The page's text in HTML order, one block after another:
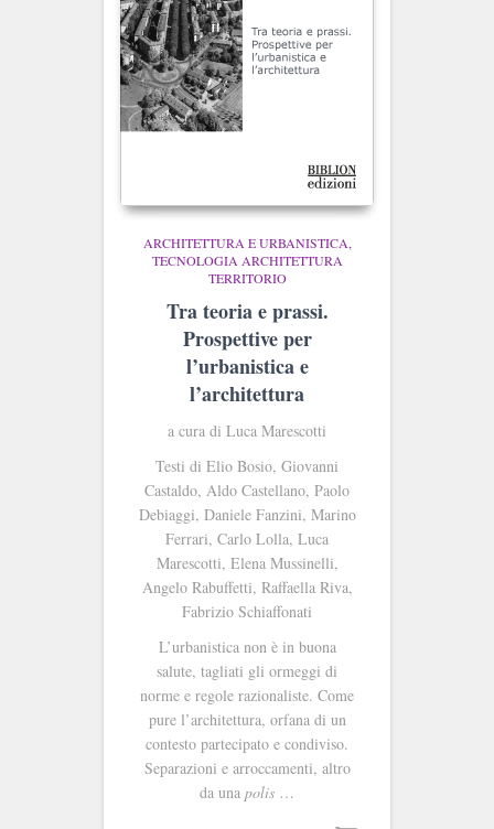
ARCHITETTURA E URBANISTICA
TECNOLOGIA ARCHITETTURA
TERRITORIO
Tra teoria e prassi.
Prospettive per
l’urbanistica e
l’architettura
a cura di Luca Marescotti
Testi di Elio Bosio, Giovanni
Castaldo, Aldo Castellano, Paolo
Debiaggi, Daniele Fanzini, Marino
Ferrari, Carlo Lolla, Luca
Marescotti, Elena Mussinelli,
Angelo Rabuffetti, Raffaella Riva,
Fabrizio Schiaffonati
L’urbanistica non è in buona
salute, tagliati gli ormeggi di
norme e regole razionaliste. Come
pure l’architettura, orfana di un
contesto partecipato e condiviso.
Separazioni e arroccamenti, altro
da una polis …